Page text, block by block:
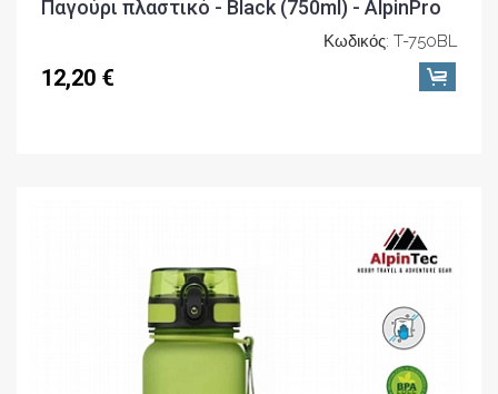
Παγούρι πλαστικό - Black (750ml) - AlpinPro
Κωδικός: T-750BL
12,20 €